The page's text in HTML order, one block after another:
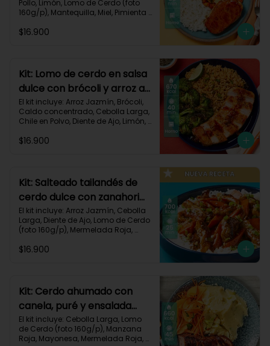
Pollo, Limón, Lomo de Cerdo (foto
160g/p), Mantequilla, Miel, Pimienta
Receta Impresa.
$16.900
Kit: Lomo de cerdo en salsa
dulce con brócoli y arroz al
chile-91
El kit incluye: Arroz Jazmín, Brócoli,
Caldo concentrado, Cebolla Larga,
Chile en Polvo, Diente de Ajo, Limón,
Mantequilla, Mermelada Roja,
Proteínas 31g
$16.900
Kit: Salteado tailandés de
cerdo dulce con zanahorias
y arroz-141
El kit incluye: Arroz Jazmín, Cebolla
Larga, Diente de Ajo, Lomo de Cerdo
(foto 160g/p), Mermelada Roja,
Paprika, Zanahoria, Receta Impresa.
$16.900
Kit: Cerdo ahumado con
canela, puré y ensalada
dulce-2
El kit incluye: Cebolla Larga, Lomo
de Cerdo (foto 160g/p), Manzana
Roja, Mayonesa, Mermelada Roja,